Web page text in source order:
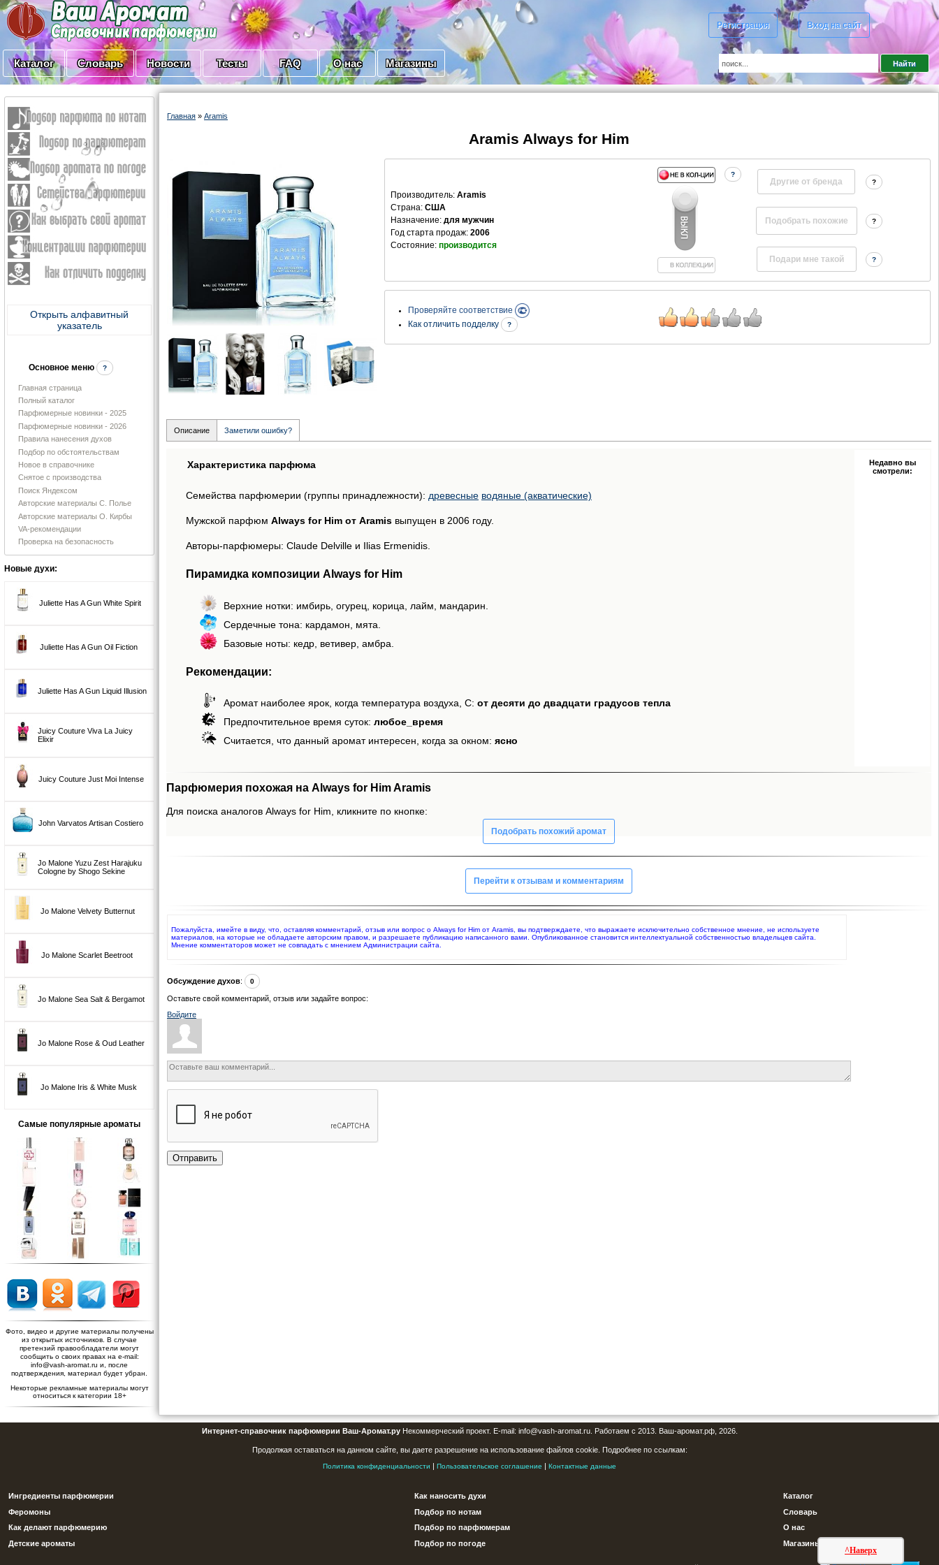
Регистрация Вход на сайт
Каталог Словарь Новости Тесты FAQ О нас Магазины
Открыть алфавитный
указатель
Основное меню ?
Главная страница
Полный каталог
Парфюмерные новинки - 2025
Парфюмерные новинки - 2026
Правила нанесения духов
Подбор по обстоятельствам
Новое в справочнике
Снятое с производства
Поиск Яндексом
Авторские материалы С. Полье
Авторские материалы О. Кирбы
VA-рекомендации
Проверка на безопасность
Новые духи:
Juliette Has A Gun White Spirit
Juliette Has A Gun Oil Fiction
Juliette Has A Gun Liquid Illusion
Juicy Couture Viva La Juicy
Elixir
Juicy Couture Just Moi Intense
John Varvatos Artisan Costiero
Jo Malone Yuzu Zest Harajuku
Cologne by Shogo Sekine
Jo Malone Velvety Butternut
Jo Malone Scarlet Beetroot
Jo Malone Sea Salt & Bergamot
Jo Malone Rose & Oud Leather
Jo Malone Iris & White Musk
Самые популярные ароматы
Фото, видео и другие материалы получены
из открытых источников. В случае
претензий правообладатели могут
сообщить о своих правах на e-mail:
info@vash-aromat.ru и, после
подтверждения, материал будет убран.
Некоторые рекламные материалы могут
относиться к категории 18+
Главная » Aramis
Aramis Always for Him
Производитель: Aramis
Страна: США
Назначение: для мужчин
Год старта продаж: 2006
Состояние: производится
?
Другие от бренда ?
?
?
Проверяйте соответствие
Как отличить подделку
?
Описание Заметили ошибку?
Характеристика парфюма
Семейства парфюмерии (группы принадлежности): древесные водяные (акватические)
Мужской парфюм Always for Him от Aramis выпущен в 2006 году.
Авторы-парфюмеры: Claude Delville и Ilias Ermenidis.
Пирамидка композиции Always for Him
Верхние нотки: имбирь, огурец, корица, лайм, мандарин.
Сердечные тона: кардамон, мята.
Базовые ноты: кедр, ветивер, амбра.
Рекомендации:
Аромат наиболее ярок, когда температура воздуха, С: от десяти до двадцати градусов тепла
Предпочтительное время суток: любое_время
Считается, что данный аромат интересен, когда за окном: ясно
Недавно вы
смотрели:
Парфюмерия похожая на Always for Him Aramis
Для поиска аналогов Always for Him, кликните по кнопке:
Подобрать похожий аромат
Перейти к отзывам и комментариям
Пожалуйста, имейте в виду, что, оставляя комментарий, отзыв или вопрос о Always for Him от Aramis, вы подтверждаете, что выражаете исключительно собственное мнение, не используете
материалов, на которые не обладаете авторским правом, и разрешаете публикацию написанного вами. Опубликованное становится интеллектуальной собственностью владельцев сайта.
Мнение комментаторов может не совпадать с мнением Администрации сайта.
Обсуждение духов: 0
Оставьте свой комментарий, отзыв или задайте вопрос:
Войдите
Отправить
^Наверх
Интернет-справочник парфюмерии Ваш-Аромат.руНекоммерческий проект. E-mail: info@vash-aromat.ru. Работаем с 2013. Ваш-аромат.рф, 2026.
Продолжая оставаться на данном сайте, вы даете разрешение на использование файлов cookie. Подробнее по ссылкам:
Политика конфиденциальности | Пользовательское соглашение | Контактные данные
Ингредиенты парфюмерии
Феромоны
Как делают парфюмерию
Детские ароматы
Как наносить духи
Подбор по нотам
Подбор по парфюмерам
Подбор по погоде
Каталог
Словарь
О нас
Магазины